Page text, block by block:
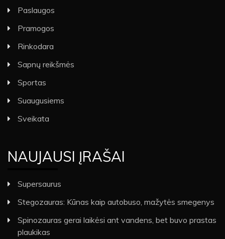
Paslaugos
Pramogos
Rinkodara
Sapnų reikšmės
Sportas
Suaugusiems
Sveikata
NAUJAUSI ĮRAŠAI
Supersaurus
Stegozauras: Kūnas kaip autobuso, mažytės smegenys
Spinozauras gerai laikėsi ant vandens, bet buvo prastas
plaukikas